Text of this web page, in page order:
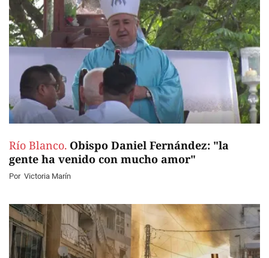
Río Blanco. Obispo Daniel Fernández: "la
gente ha venido con mucho amor"
Por Victoria Marín